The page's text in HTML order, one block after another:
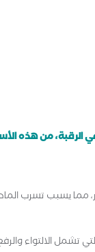
الرقبة، من هذه
يسبب تسرب
تشمل الالتواء